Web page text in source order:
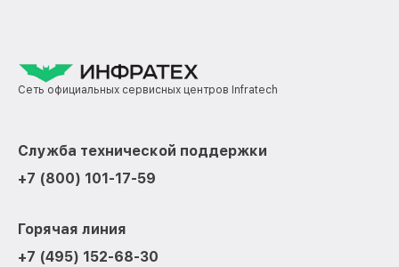
Сеть официальных сервисных центров Infratech
Служба технической поддержки
+7 (800) 101-17-59
Горячая линия
+7 (495) 152-68-30